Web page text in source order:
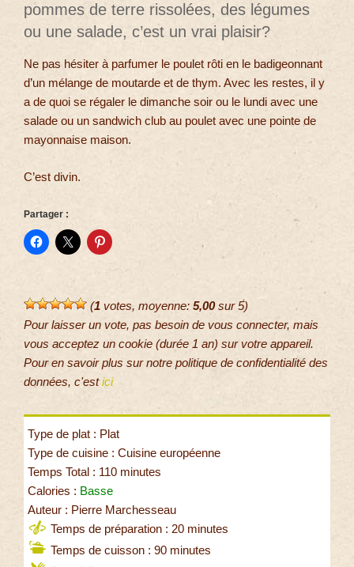
pommes de terre rissolées, des légumes
ou une salade, c’est un vrai plaisir?
Ne pas hésiter à parfumer le poulet rôti en le badigeonnant
d’un mélange de moutarde et de thym. Avec les restes, il y
a de quoi se régaler le dimanche soir ou le lundi avec une
salade ou un sandwich club au poulet avec une pointe de
mayonnaise maison.
C’est divin.
Partager :
(1 votes, moyenne: 5,00sur 5)
Pour laisser un vote, pas besoin de vous connecter, mais
vous acceptez un cookie (durée 1 an) sur votre appareil.
Pour en savoir plus sur notre politique de confidentialité des
données, c'estici
Type de plat : Plat
Type de cuisine : Cuisine européenne
Temps Total : 110 minutes
Calories : Basse
Auteur : Pierre Marchesseau
Temps de préparation : 20 minutes
Temps de cuisson : 90 minutes